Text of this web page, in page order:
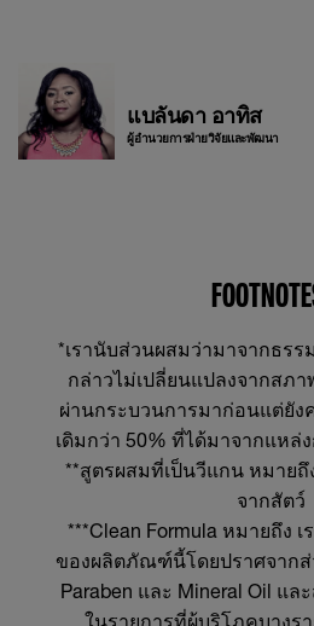
แบลันดา อาทิส
ผู้อำนวยการฝ่ายวิจัยและพัฒนา
*เรานับส่วนผสมว่ามาจากธร
กล่าวไม่เปลี่ยนแปลงจากสภ
ผ่านกระบวนการมาก่อนแต่ยัง
เดิมกว่า 50% ที่ได้มาจากแหล่
**สูตรผสมที่เป็นวีแกน หมาย
จากสัตว์
***Clean Formula หมายถึง
ของผลิตภัณฑ์นี้โดยปราศจากส่
Paraben และ Mineral Oil แ
ในรายการที่ผู้บริโภคบางร